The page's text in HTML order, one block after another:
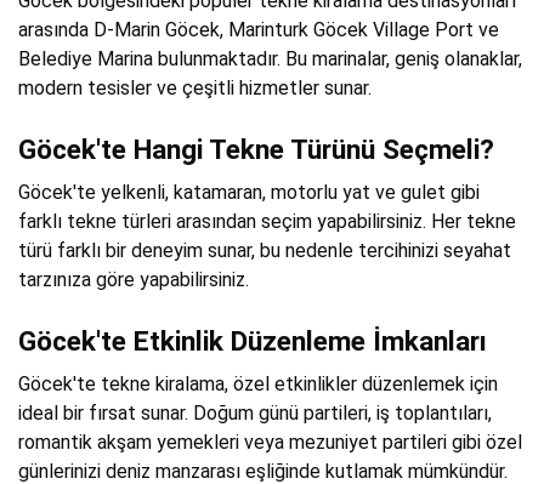
arasında D-Marin Göcek, Marinturk Göcek Village Port ve
Belediye Marina bulunmaktadır. Bu marinalar, geniş olanaklar,
modern tesisler ve çeşitli hizmetler sunar.
Göcek'te Hangi Tekne Türünü Seçmeli?
Göcek'te yelkenli, katamaran, motorlu yat ve gulet gibi
farklı tekne türleri arasından seçim yapabilirsiniz. Her tekne
türü farklı bir deneyim sunar, bu nedenle tercihinizi seyahat
tarzınıza göre yapabilirsiniz.
Göcek'te Etkinlik Düzenleme İmkanları
Göcek'te tekne kiralama, özel etkinlikler düzenlemek için
ideal bir fırsat sunar. Doğum günü partileri, iş toplantıları,
romantik akşam yemekleri veya mezuniyet partileri gibi özel
günlerinizi deniz manzarası eşliğinde kutlamak mümkündür.